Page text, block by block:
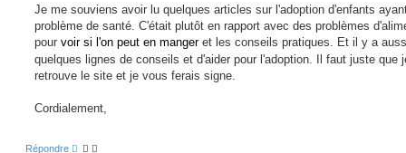
g
n
o
l
u
Je me souviens avoir lu quelques articles sur l'adoption d'enfants
problème de santé. C'était plutôt en rapport avec des problèmes
pour voir si l'on peut en mangeret les conseils pratiques. Et il y a
quelques lignes de conseils et d'aider pour l'adoption. Il faut juste que
retrouve le site et je vous ferais signe.
Cordialement,
Répondre